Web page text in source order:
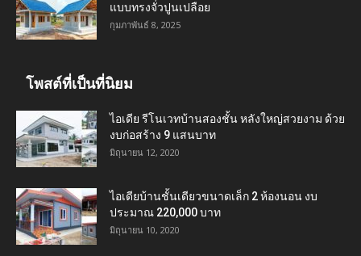
แบบทรงจั่วปูนเปลือย
กุมภาพันธ์ 8, 2025
โพสต์ที่เป็นที่นิยม
ไอเดีย รีโนเวทบ้านสองชั้น หลังใหญ่สวยงาม ด้วย
งบก่อสร้าง 9 แสนบาท
มิถุนายน 12, 2020
ไอเดียบ้านชั้นเดียวขนาดเล็ก 2 ห้องนอน งบ
ประมาณ 220,000 บาท
มิถุนายน 10, 2020